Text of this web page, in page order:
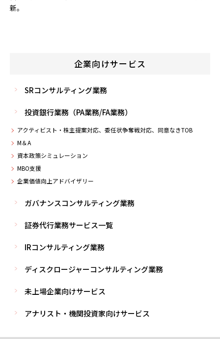
企業向けサービス
SRコンサルティング業務
投資銀行業務（PA業務/FA業務）
アクティビスト・株主提案対応、委任状争奪戦対応、同意なきTOB
M＆A
資本政策シミュレーション
MBO支援
企業価値向上アドバイザリー
ガバナンスコンサルティング業務
証券代行業務サービス一覧
IRコンサルティング業務
ディスクロージャーコンサルティング業務
未上場企業向けサービス
アナリスト・機関投資家向けサービス
新。